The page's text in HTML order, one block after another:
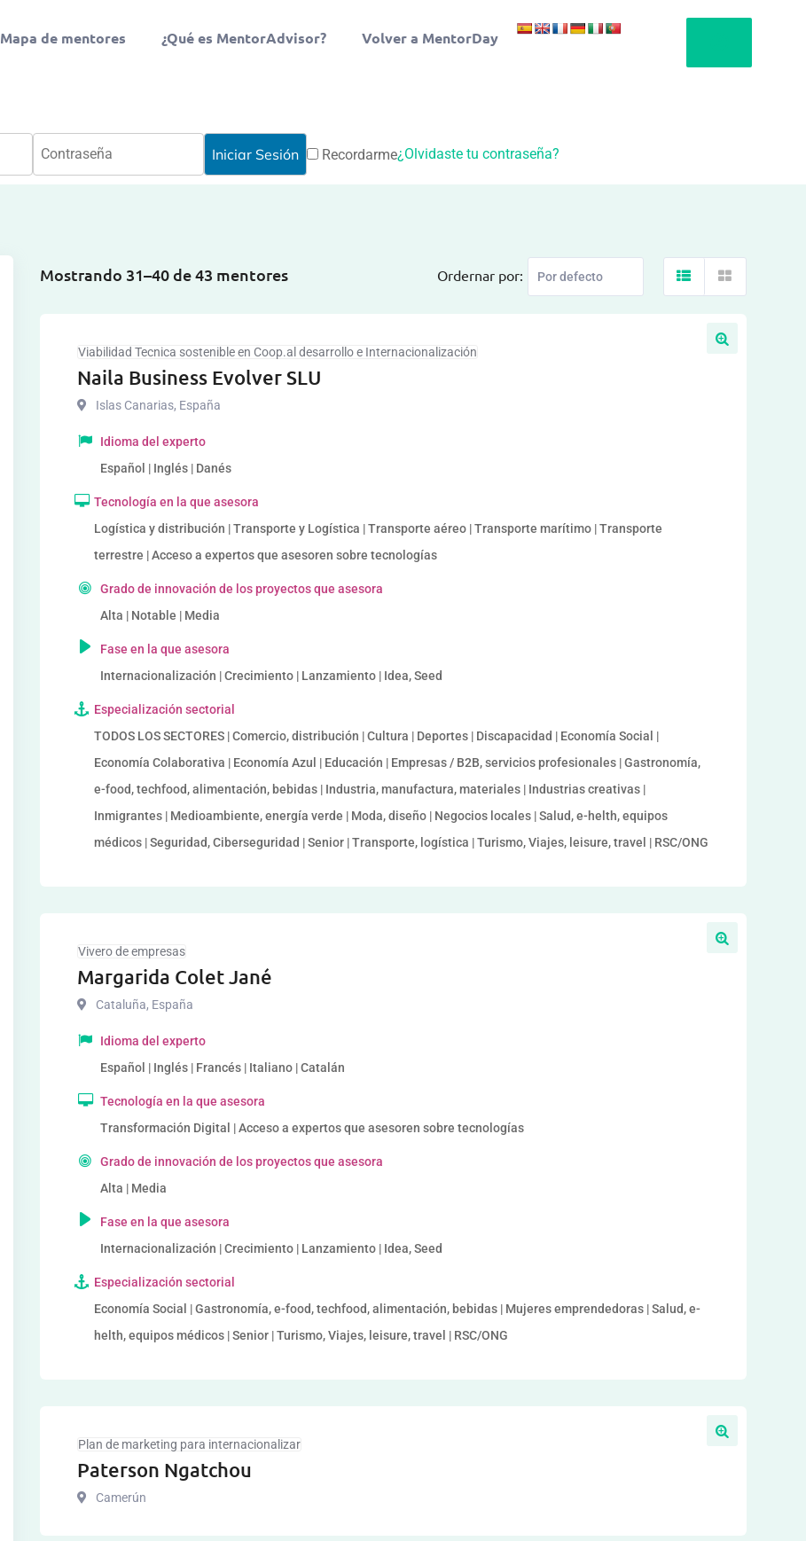
Mapa de mentores ¿Qué es MentorAdvisor? Volver a MentorDay
Recordarme¿Olvidaste tu contraseña?
Mostrando 31–40 de 43 mentores Ordernar por:
Viabilidad Tecnica sostenible en Coop.al desarrollo e Internacionalización
Naila Business Evolver SLU
Islas Canarias, España
Idioma del experto
Español | Inglés | Danés
Tecnología en la que asesora
Logística y distribución | Transporte y Logística | Transporte aéreo | Transporte marítimo | Transporte
terrestre | Acceso a expertos que asesoren sobre tecnologías
Grado de innovación de los proyectos que asesora
Alta | Notable | Media
Fase en la que asesora
Internacionalización | Crecimiento | Lanzamiento | Idea, Seed
Especialización sectorial
TODOS LOS SECTORES | Comercio, distribución | Cultura | Deportes | Discapacidad | Economía Social |
Economía Colaborativa | Economía Azul | Educación | Empresas / B2B, servicios profesionales | Gastronomía,
e-food, techfood, alimentación, bebidas | Industria, manufactura, materiales | Industrias creativas |
Inmigrantes | Medioambiente, energía verde | Moda, diseño | Negocios locales | Salud, e-helth, equipos
médicos | Seguridad, Ciberseguridad | Senior | Transporte, logística | Turismo, Viajes, leisure, travel | RSC/ONG
Vivero de empresas
Margarida Colet Jané
Cataluña, España
Idioma del experto
Español | Inglés | Francés | Italiano | Catalán
Tecnología en la que asesora
Transformación Digital | Acceso a expertos que asesoren sobre tecnologías
Grado de innovación de los proyectos que asesora
Alta | Media
Fase en la que asesora
Internacionalización | Crecimiento | Lanzamiento | Idea, Seed
Especialización sectorial
Economía Social | Gastronomía, e-food, techfood, alimentación, bebidas | Mujeres emprendedoras | Salud, e-
helth, equipos médicos | Senior | Turismo, Viajes, leisure, travel | RSC/ONG
Plan de marketing para internacionalizar
Paterson Ngatchou
Camerún